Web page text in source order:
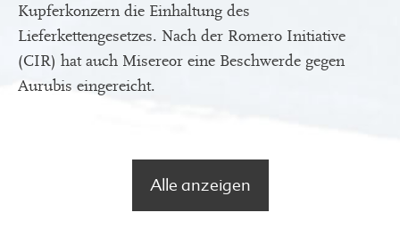
Kupferkonzern die Einhaltung des
Lieferkettengesetzes. Nach der Romero Initiative
(CIR) hat auch Misereor eine Beschwerde gegen
Aurubis eingereicht.
Alle anzeigen